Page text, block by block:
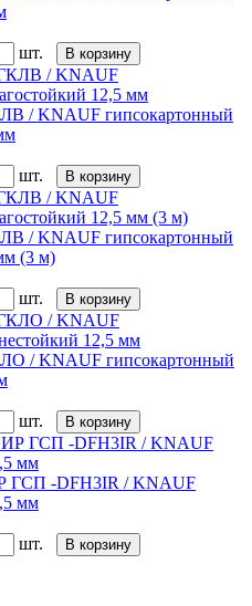
шт.
В корзину
/ KNAUF гипсокартонный
шт.
В корзину
/ KNAUF гипсокартонный
(3 м)
шт.
В корзину
/ KNAUF гипсокартонный
шт.
В корзину
-DFH3IR / KNAUF
мм
шт.
В корзину